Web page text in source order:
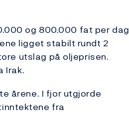
og 800.000 fat per dag
ligget stabilt rundt 2
utslag på oljeprisen.
Irak.
årene. I fjor utgjorde
fra